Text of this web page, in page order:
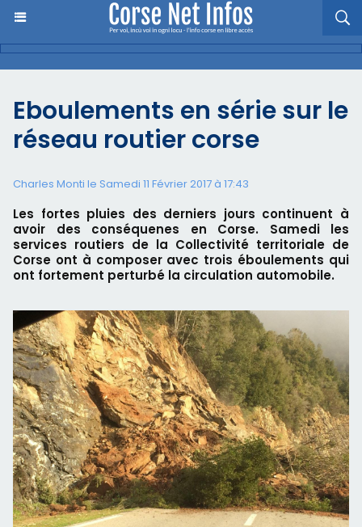
Eboulements en série sur le
réseau routier corse
Charles Monti le Samedi 11 Février 2017 à 17:43
Les fortes pluies des derniers jours continuent à
avoir des conséquenes en Corse. Samedi les
services routiers de la Collectivité territoriale de
Corse ont à composer avec trois éboulements qui
ont fortement perturbé la circulation automobile.